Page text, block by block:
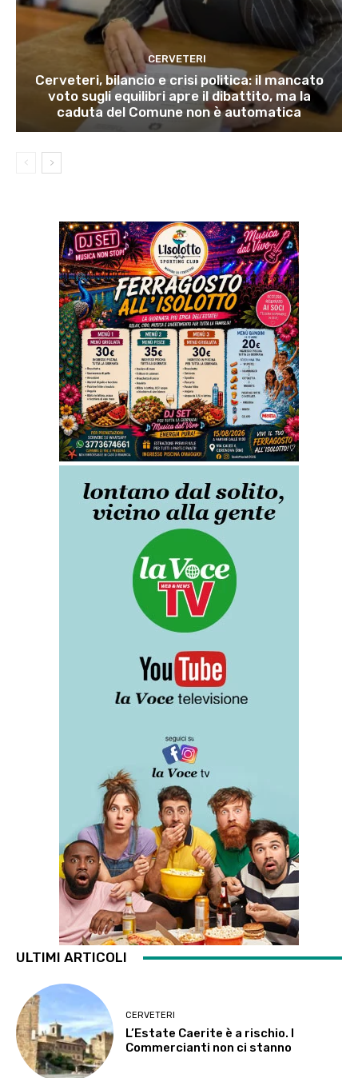
CERVETERI
Cerveteri, bilancio e crisi politica: il mancato
voto sugli equilibri apre il dibattito, ma la
caduta del Comune non è automatica
ULTIMI ARTICOLI
CERVETERI
L’Estate Caerite è a rischio. I
Commercianti non ci stanno